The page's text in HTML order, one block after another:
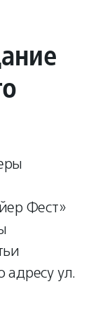
Фест»
ул.